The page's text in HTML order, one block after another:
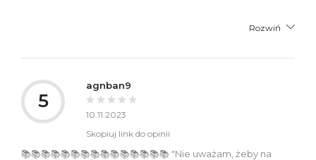
Rozwiń
5
agnban9
10.11.2023
Skopiuj link do opinii
📚📚📚📚📚📚📚📚📚📚📚📚📚📚📚 "Nie uważam, żeby na